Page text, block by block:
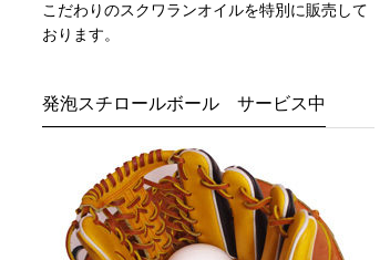
こだわりのスクワランオイルを特別に販売して
おります。
発泡スチロールボール サービス中